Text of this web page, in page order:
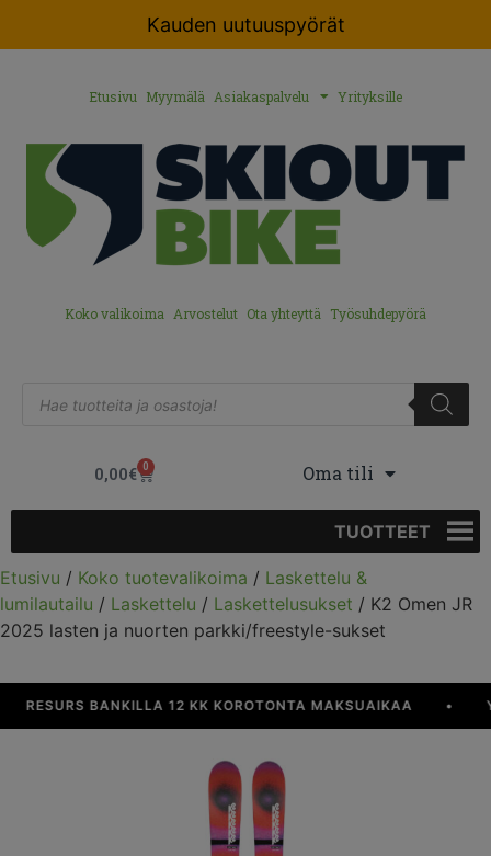
Kauden uutuuspyörät
Etusivu Myymälä Asiakaspalvelu Yrityksille
Koko valikoima Arvostelut Ota yhteyttä Työsuhdepyörä
0,00€ 0 Oma tili
TUOTTEET
Etusivu / Koko tuotevalikoima / Laskettelu &
lumilautailu / Laskettelu / Laskettelusukset / K2 Omen JR
2025 lasten ja nuorten parkki/freestyle-sukset
RESURS BANKILLA 12 KK KOROTONTA MAKSUAIKAA